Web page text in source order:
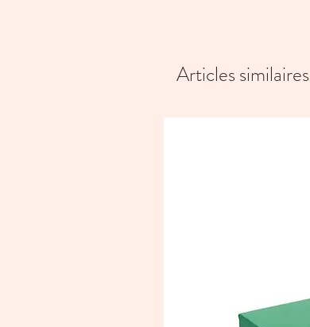
Articles similaires